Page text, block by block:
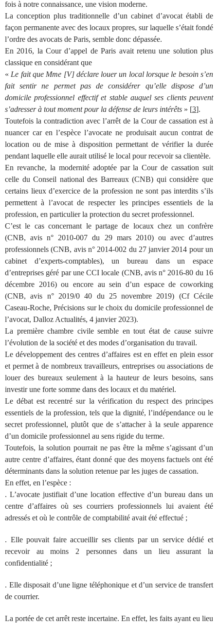
fois à notre connaissance, une vision moderne.
La conception plus traditionnelle d’un cabinet d’avocat établi de
façon permanente avec des locaux propres, sur laquelle s’était fondé
l’ordre des avocats de Paris, semble donc dépassée.
En 2016, la Cour d’appel de Paris avait retenu une solution plus
classique en considérant que
« Le fait que Mme [V] déclare louer un local lorsque le besoin s’en
fait sentir ne permet pas de considérer qu’elle dispose d’un
domicile professionnel effectif et stable auquel ses clients peuvent
s’adresser à tout moment pour la défense de leurs intérêts » [3].
Toutefois la contradiction avec l’arrêt de la Cour de cassation est à
nuancer car en l’espèce l’avocate ne produisait aucun contrat de
location ou de mise à disposition permettant de vérifier la durée
pendant laquelle elle aurait utilisé le local pour recevoir sa clientèle.
En revanche, la modernité adoptée par la Cour de cassation suit
celle du Conseil national des Barreaux (CNB) qui considère que
certains lieux d’exercice de la profession ne sont pas interdits s’ils
permettent à l’avocat de respecter les principes essentiels de la
profession, en particulier la protection du secret professionnel.
C’est le cas concernant le partage de locaux chez un confrère
(CNB, avis n° 2010-007 du 29 mars 2010) ou avec d’autres
professionnels (CNB, avis n° 2014-002 du 27 janvier 2014 pour un
cabinet d’experts-comptables), un bureau dans un espace
d’entreprises géré par une CCI locale (CNB, avis n° 2016-80 du 16
décembre 2016) ou encore au sein d’un espace de coworking
(CNB, avis n° 2019/0 40 du 25 novembre 2019) (Cf Cécile
Caseau-Roche, Précisions sur le choix du domicile professionnel de
l’avocat, Dalloz Actualités, 4 janvier 2023).
La première chambre civile semble en tout état de cause suivre
l’évolution de la société et des modes d’organisation du travail.
Le développement des centres d’affaires est en effet en plein essor
et permet à de nombreux travailleurs, entreprises ou associations de
louer des bureaux seulement à la hauteur de leurs besoins, sans
investir une forte somme dans des locaux et du matériel.
Le débat est recentré sur la vérification du respect des principes
essentiels de la profession, tels que la dignité, l’indépendance ou le
secret professionnel, plutôt que de s’attacher à la seule apparence
d’un domicile professionnel au sens rigide du terme.
Toutefois, la solution pourrait ne pas être la même s’agissant d’un
autre centre d’affaires, étant donné que des moyens factuels ont été
déterminants dans la solution retenue par les juges de cassation.
En effet, en l’espèce :
. L’avocate justifiait d’une location effective d’un bureau dans un
centre d’affaires où ses courriers professionnels lui avaient été
adressés et où le contrôle de comptabilité avait été effectué ;
. Elle pouvait faire accueillir ses clients par un service dédié et
recevoir au moins 2 personnes dans un lieu assurant la
confidentialité ;
. Elle disposait d’une ligne téléphonique et d’un service de transfert
de courrier.
La portée de cet arrêt reste incertaine. En effet, les faits ayant eu lieu